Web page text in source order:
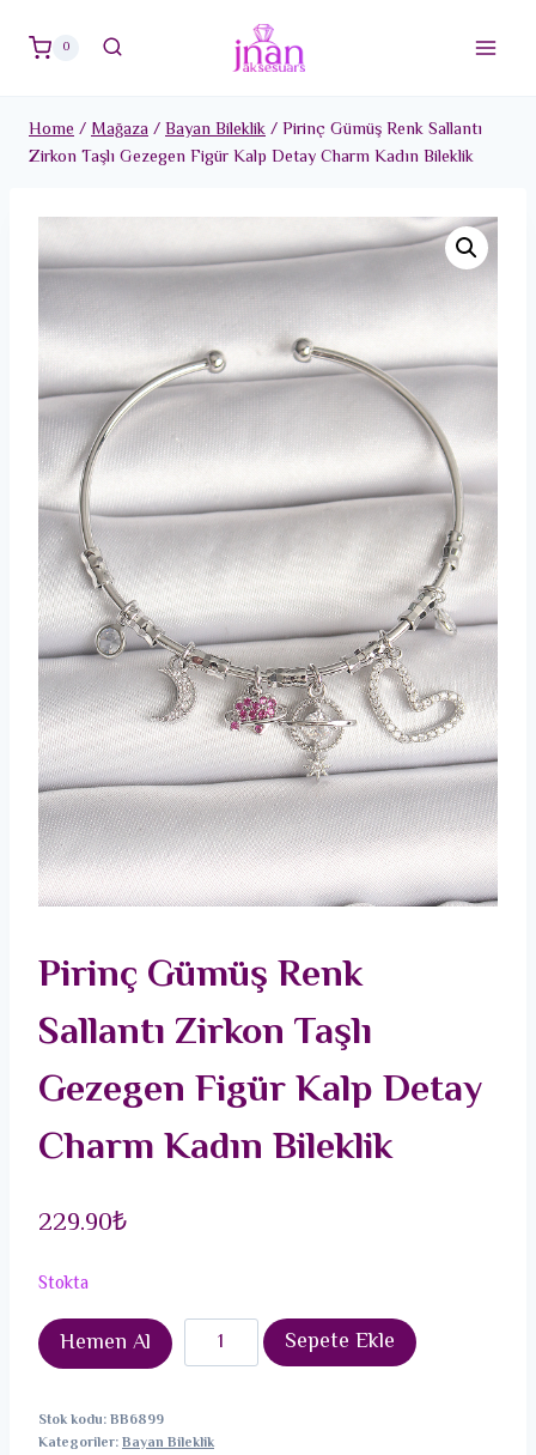
0
Home/Mağaza/Bayan Bileklik/Pirinç Gümüş Renk Sallantı
Zirkon Taşlı Gezegen Figür Kalp Detay Charm Kadın Bileklik
Pirinç Gümüş Renk
Sallantı Zirkon Taşlı
Gezegen Figür Kalp Detay
Charm Kadın Bileklik
229.90₺
Stokta
Hemen Al
Pirinç
Gümüş
Sallantı
Sepete Ekle
Stok kodu:BB6899
Kategoriler:Bayan Bileklik